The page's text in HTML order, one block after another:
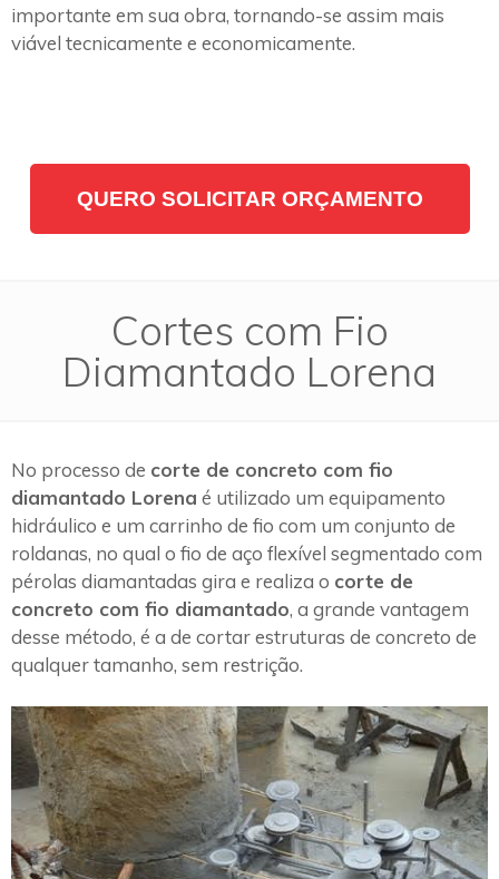
importante em sua obra, tornando-se assim mais
viável tecnicamente e economicamente.
QUERO SOLICITAR ORÇAMENTO
Cortes com Fio
Diamantado Lorena
No processo de corte de concreto com fio
diamantado Lorena é utilizado um equipamento
hidráulico e um carrinho de fio com um conjunto de
roldanas, no qual o fio de aço flexível segmentado com
pérolas diamantadas gira e realiza o corte de
concreto com fio diamantado, a grande vantagem
desse método, é a de cortar estruturas de concreto de
qualquer tamanho, sem restrição.